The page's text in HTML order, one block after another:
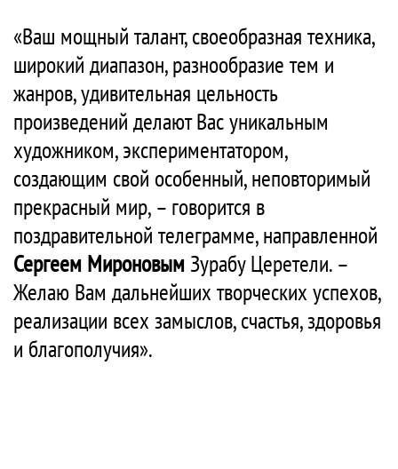
«Ваш мощный талант, своеобразная техника,
широкий диапазон, разнообразие тем и
жанров, удивительная цельность
произведений делают Вас уникальным
художником, экспериментатором,
создающим свой особенный, неповторимый
прекрасный мир, – говорится в
поздравительной телеграмме, направленной
Сергеем Мироновым Зурабу Церетели. –
Желаю Вам дальнейших творческих успехов,
реализации всех замыслов, счастья, здоровья
и благополучия».